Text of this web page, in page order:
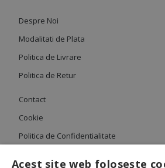
Despre Noi
Modalitati de Plata
Politica de Livrare
Politica de Retur
Contact
Cookie
Politica de Confidentialitate
Acest site web folosește